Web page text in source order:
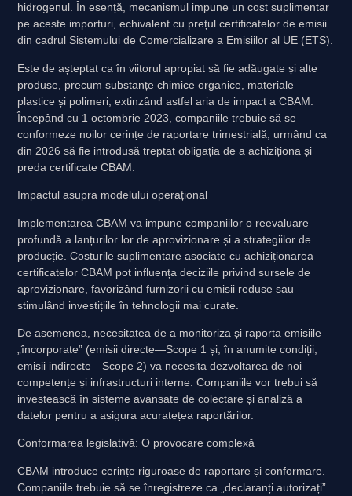
hidrogenul. În esență, mecanismul impune un cost suplimentar
pe aceste importuri, echivalent cu prețul certificatelor de emisii
din cadrul Sistemului de Comercializare a Emisiilor al UE (ETS).
Este de așteptat ca în viitorul apropiat să fie adăugate și alte
produse, precum substanțe chimice organice, materiale
plastice și polimeri, extinzând astfel aria de impact a CBAM.
Începând cu 1 octombrie 2023, companiile trebuie să se
conformeze noilor cerințe de raportare trimestrială, urmând ca
din 2026 să fie introdusă treptat obligația de a achiziționa și
preda certificate CBAM.
Impactul asupra modelului operațional
Implementarea CBAM va impune companiilor o reevaluare
profundă a lanțurilor lor de aprovizionare și a strategiilor de
producție. Costurile suplimentare asociate cu achiziționarea
certificatelor CBAM pot influența deciziile privind sursele de
aprovizionare, favorizând furnizorii cu emisii reduse sau
stimulând investițiile în tehnologii mai curate.
De asemenea, necesitatea de a monitoriza și raporta emisiile
„încorporate” (emisii directe—Scope 1 și, în anumite condiții,
emisii indirecte—Scope 2) va necesita dezvoltarea de noi
competențe și infrastructuri interne. Companiile vor trebui să
investească în sisteme avansate de colectare și analiză a
datelor pentru a asigura acuratețea raportărilor.
Conformarea legislativă: O provocare complexă
CBAM introduce cerințe riguroase de raportare și conformare.
Companiile trebuie să se înregistreze ca „declaranți autorizați”